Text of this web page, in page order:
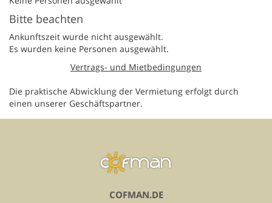
Bitte beachten
Ankunftszeit wurde nicht ausgewählt.
Es wurden keine Personen ausgewählt.
Vertrags- und Mietbedingungen
Die praktische Abwicklung der Vermietung erfolgt durch
einen unserer Geschäftspartner.
COFMAN.DE